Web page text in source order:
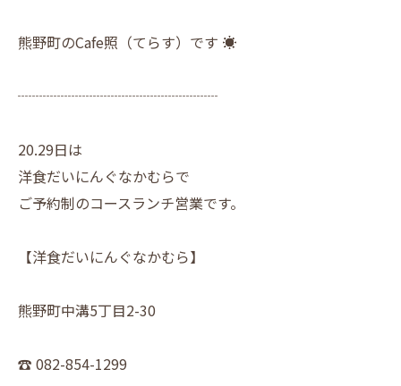
熊野町のCafe照（てらす）です ☀︎
┈┈┈┈┈┈┈┈┈┈┈┈┈┈
20.29日は
洋食だいにんぐなかむらで
ご予約制のコースランチ営業です。
【洋食だいにんぐなかむら】
熊野町中溝5丁目2-30
☎︎ 082-854-1299